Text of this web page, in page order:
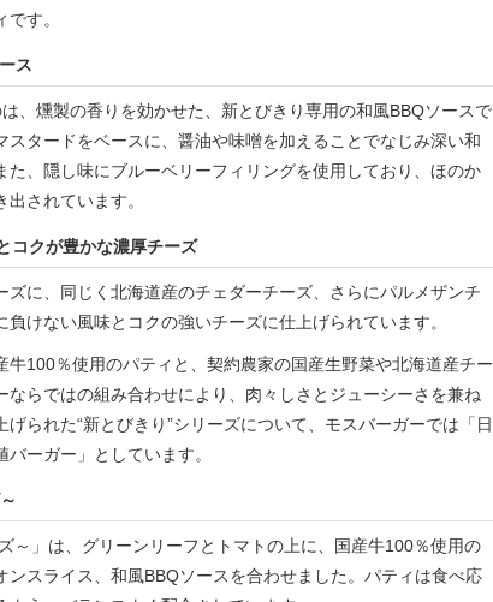
す。
ス
、燻製の香りを効かせた、新とびきり専用の和風BBQソースで
タードをベースに、醤油や味噌を加えることでなじみ深い和
た、隠し味にブルーベリーフィリングを使用しており、ほのか
されています。
コクが豊かな濃厚チーズ
に、同じく北海道産のチェダーチーズ、さらにパルメザンチ
けない風味とコクの強いチーズに仕上げられています。
100％使用のパティと、契約農家の国産生野菜や北海道産チー
ならではの組み合わせにより、肉々しさとジューシーさを兼ね
られた“新とびきり”シリーズについて、モスバーガーでは「日
ーガー」としています。
～」は、グリーンリーフとトマトの上に、国産牛100％使用の
スライス、和風BBQソースを合わせました。パティは食べ応